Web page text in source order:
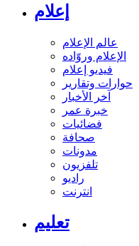
إعلام
عالم الإعلام
الإعلام وروّاده
فيديو إعلام
حوارات وتقارير
آخر الأخبار
خبرة عمر
فضائيات
صحافة
مدونات
تلفزيون
راديو
انترنت
تعليم